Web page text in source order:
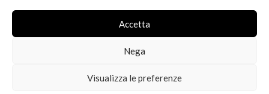
Accetta
Nega
Visualizza le preferenze
L’INFORMATIVA SULLA PRIVACY.
FOLLOW US